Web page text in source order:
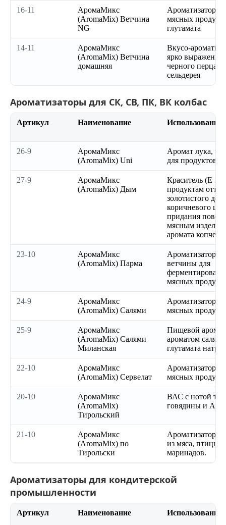
16-11
АромаМикс
(AromaMix) Ветчина
NG
Ароматизатор
мясных
глутамата
14-11
АромаМикс
(AromaMix) Ветчина
домашняя
Вкусо-
ярко
черного перца,
сельдерея
Ароматизаторы для СК, СВ, ПК, ВК колбас
Артикул Наименование Использование
26-9
АромаМикс
(AromaMix) Uni
Аромат лука,
для продуктов
27-9
АромаМикс
(AromaMix) Дым
Краситель (Е
продуктам
золотистого до
коричневого
придания
мясным
аромата
23-10
АромаМикс
(AromaMix) Парма
Ароматизатор
ветчины для
мясных
24-9
АромаМикс
(AromaMix) Салями
Ароматизатор
мясных
25-9
АромаМикс
(AromaMix) Салями
Миланская
Пищевой
ароматом
глутамата
22-10
АромаМикс
(AromaMix) Сервелат
Ароматизатор
мясных
20-10
АромаМикс
(AromaMix)
Тирольский
ВАС с нотой
говядины и АК
21-10
АромаМикс
(AromaMix) по
Тирольски
Ароматизатор
из мяса, птицы,
маринадов.
Ароматизаторы для кондитерской
промышленности
Артикул Наименование Использование